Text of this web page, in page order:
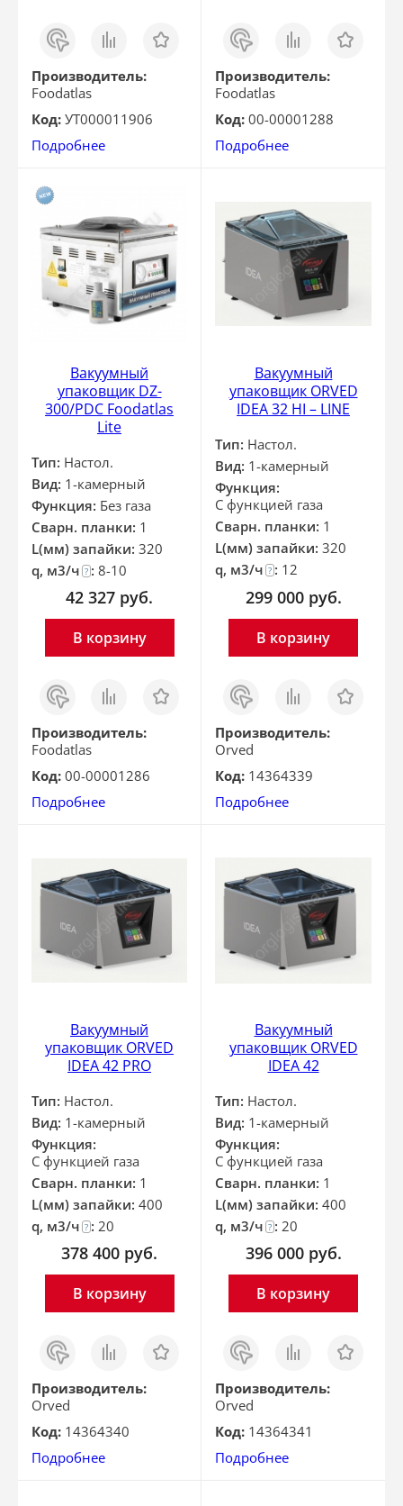
Заказ
в 1
клик
Сравнить Отложить
Производитель:
Foodatlas
Код: УТ000011906
Подробнее
Заказ
в 1
клик
Сравнить Отложить
Производитель:
Foodatlas
Код: 00-00001288
Подробнее
Вакуумный
упаковщик DZ-
300/PDC Foodatlas
Lite
Тип: Настол.
Вид: 1-камерный
Функция: Без газа
Сварн. планки: 1
L(мм) запайки: 320
q, м3/ч ? : 8-10
42 327 руб.
В корзину
Заказ
в 1
клик
Сравнить Отложить
Производитель:
Foodatlas
Код: 00-00001286
Подробнее
Вакуумный
упаковщик ORVED
IDEA 32 HI – LINE
Тип: Настол.
Вид: 1-камерный
Функция:
С функцией газа
Сварн. планки: 1
L(мм) запайки: 320
q, м3/ч ? : 12
299 000 руб.
В корзину
Заказ
в 1
клик
Сравнить Отложить
Производитель:
Orved
Код: 14364339
Подробнее
Вакуумный
упаковщик ORVED
IDEA 42 PRO
Тип: Настол.
Вид: 1-камерный
Функция:
С функцией газа
Сварн. планки: 1
L(мм) запайки: 400
q, м3/ч ? : 20
378 400 руб.
В корзину
Заказ
в 1
клик
Сравнить Отложить
Производитель:
Orved
Код: 14364340
Подробнее
Вакуумный
упаковщик ORVED
IDEA 42
Тип: Настол.
Вид: 1-камерный
Функция:
С функцией газа
Сварн. планки: 1
L(мм) запайки: 400
q, м3/ч ? : 20
396 000 руб.
В корзину
Заказ
в 1
клик
Сравнить Отложить
Производитель:
Orved
Код: 14364341
Подробнее